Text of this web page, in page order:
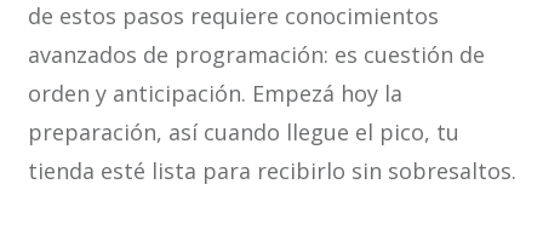
de estos pasos requiere conocimientos
avanzados de programación: es cuestión de
orden y anticipación. Empezá hoy la
preparación, así cuando llegue el pico, tu
tienda esté lista para recibirlo sin sobresaltos.